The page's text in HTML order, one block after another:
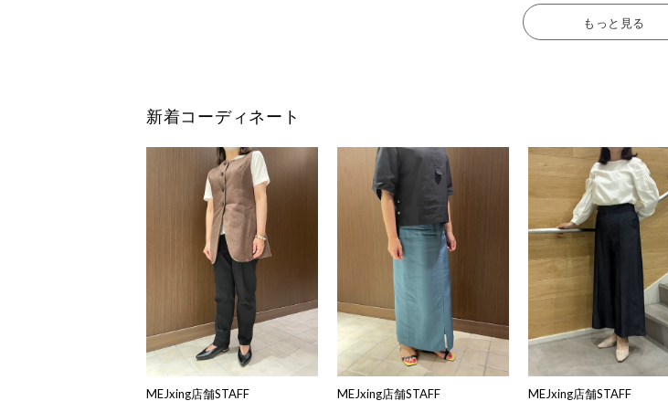
もっと見る
新着コーディネート
MEJxing店舗STAFF MEJxing店舗STAFF MEJxing店舗STAFF